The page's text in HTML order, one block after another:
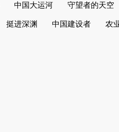
中国大运河 守望者的天空
挺进深渊 中国建设者 农